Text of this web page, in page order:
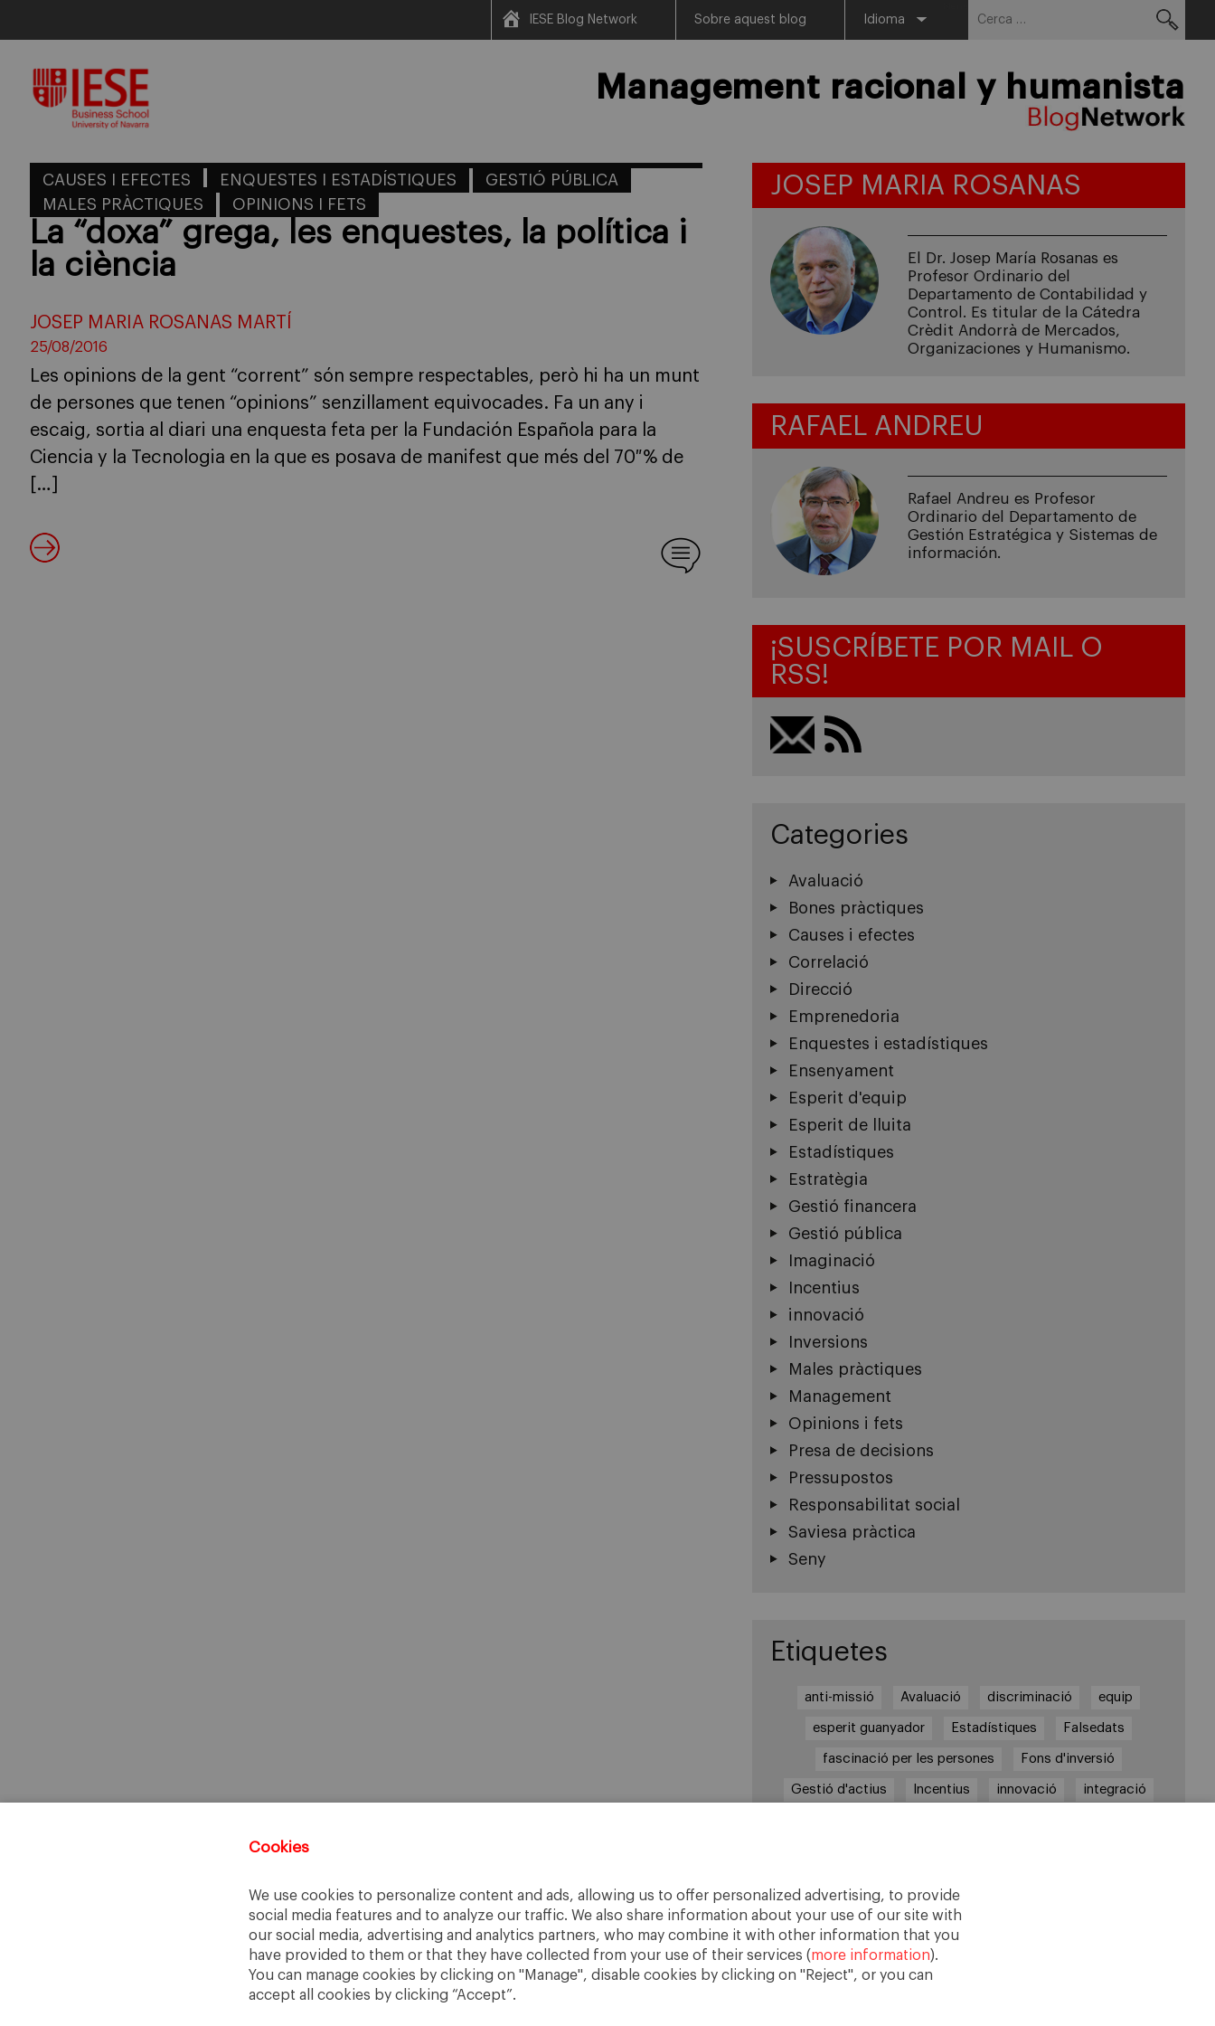
Cookies
We use cookies to personalize content and ads, allowing us to offer personalized advertising, to provide
social media features and to analyze our traffic. We also share information about your use of our site with
our social media, advertising and analytics partners, who may combine it with other information that you
have provided to them or that they have collected from your use of their services (more information).
You can manage cookies by clicking on "Manage", disable cookies by clicking on "Reject", or you can
accept all cookies by clicking “Accept”.
content
IESE Blog Network Sobre aquest blog Idioma
Management racional y humanista
CAUSES I EFECTES ENQUESTES I ESTADÍSTIQUES
GESTIÓ PÚBLICA
MALES PRÀCTIQUES
OPINIONS I FETS
La “doxa” grega, les enquestes, la política i
la ciència
JOSEP MARIA ROSANAS MARTÍ
25/08/2016
Les opinions de la gent “corrent” són sempre respectables, però hi ha un munt
de persones que tenen “opinions” senzillament equivocades. Fa un any i
escaig, sortia al diari una enquesta feta per la Fundación Española para la
Ciencia y la Tecnologia en la que es posava de manifest que més del 70 % de
[…]
JOSEP MARIA ROSANAS
El Dr. Josep María Rosanas es
Profesor Ordinario del
Departamento de Contabilidad y
Control. Es titular de la Cátedra
Crèdit Andorrà de Mercados,
Organizaciones y Humanismo.
RAFAEL ANDREU
Rafael Andreu es Profesor
Ordinario del Departamento de
Gestión Estratégica y Sistemas de
información.
¡SUSCRÍBETE POR MAIL O
RSS!
Categories
Avaluació
Bones pràctiques
Causes i efectes
Correlació
Direcció
Emprenedoria
Enquestes i estadístiques
Ensenyament
Esperit d'equip
Esperit de lluita
Estadístiques
Estratègia
Gestió financera
Gestió pública
Imaginació
Incentius
innovació
Inversions
Males pràctiques
Management
Opinions i fets
Presa de decisions
Pressupostos
Responsabilitat social
Saviesa pràctica
Seny
Etiquetes
anti-missió Avaluació discriminació equip
esperit guanyador Estadístiques Falsedats
fascinació per les persones Fons d'inversió
Gestió d'actius Incentius innovació integració
Valors visió de conjunt